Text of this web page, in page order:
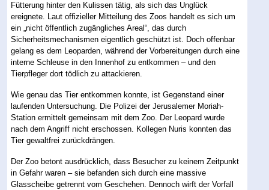
Fütterung hinter den Kulissen tätig, als sich das Unglück
ereignete. Laut offizieller Mitteilung des Zoos handelt es sich um
ein „nicht öffentlich zugängliches Areal“, das durch
Sicherheitsmechanismen eigentlich geschützt ist. Doch offenbar
gelang es dem Leoparden, während der Vorbereitungen durch eine
interne Schleuse in den Innenhof zu entkommen – und den
Tierpfleger dort tödlich zu attackieren.
Wie genau das Tier entkommen konnte, ist Gegenstand einer
laufenden Untersuchung. Die Polizei der Jerusalemer Moriah-
Station ermittelt gemeinsam mit dem Zoo. Der Leopard wurde
nach dem Angriff nicht erschossen. Kollegen Nuris konnten das
Tier gewaltfrei zurückdrängen.
Der Zoo betont ausdrücklich, dass Besucher zu keinem Zeitpunkt
in Gefahr waren – sie befanden sich durch eine massive
Glasscheibe getrennt vom Geschehen. Dennoch wirft der Vorfall